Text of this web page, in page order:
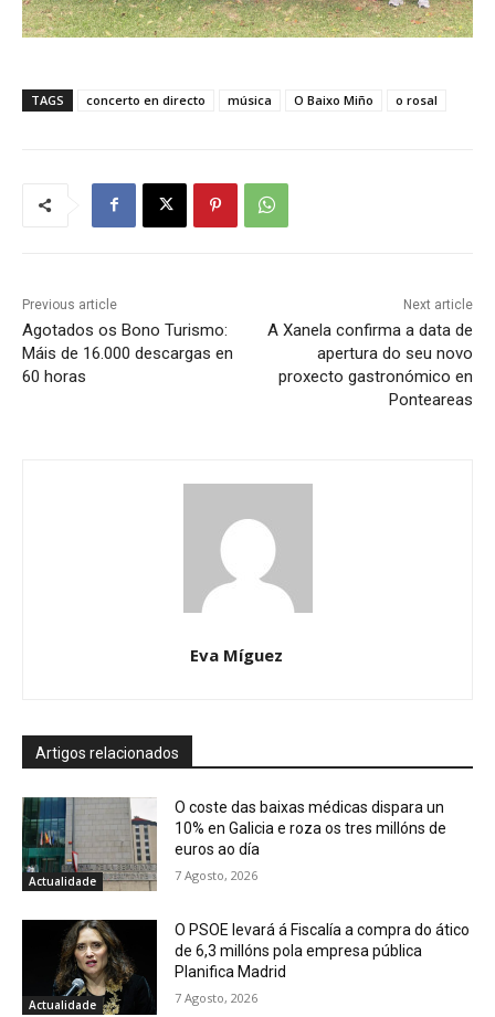
TAGS concerto en directo música O Baixo Miño o rosal
Previous article
Agotados os Bono Turismo:
Máis de 16.000 descargas en
60 horas
Next article
A Xanela confirma a data de
apertura do seu novo
proxecto gastronómico en
Ponteareas
Eva Míguez
Artigos relacionados
Actualidade
O coste das baixas médicas dispara un
10% en Galicia e roza os tres millóns de
euros ao día
7 Agosto, 2026
Actualidade
O PSOE levará á Fiscalía a compra do ático
de 6,3 millóns pola empresa pública
Planifica Madrid
7 Agosto, 2026